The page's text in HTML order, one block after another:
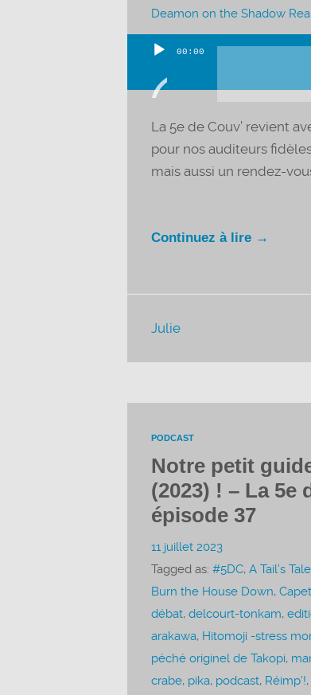
Deamon on the Shadow
Lecteur
audio
00:00
La 5e de Couv’ revient
pour nos auditeurs
mais aussi un rendez-
Continuez à lire →
Julie
PODCAST
Notre petit
(2023) ! – La 5e
épisode 37
11 juillet 2023
Tagged as: #5DC, A Tail’s Tale
Burn the House Down,
débat, delcourt-tonkam,
arakawa, Hitomoji -stress
péché originel de Takopi,
crabe, pika, podcast, Réimp'!,